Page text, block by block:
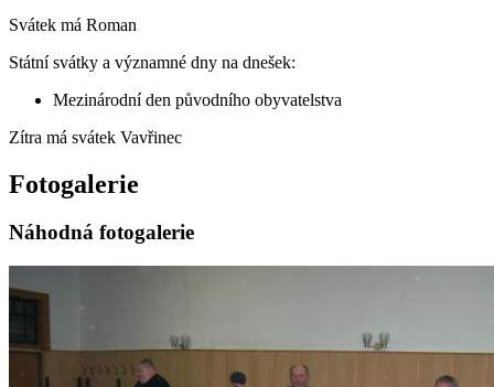
Svátek má Roman
Státní svátky a významné dny na dnešek:
Mezinárodní den původního obyvatelstva
Zítra má svátek Vavřinec
Fotogalerie
Náhodná fotogalerie